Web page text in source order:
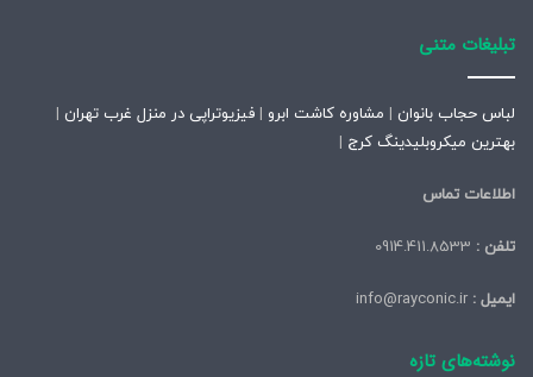
تبلیغات متنی
لباس حجاب بانوان | مشاوره کاشت ابرو | فیزیوتراپی در منزل غرب تهران |
بهترین میکروبلیدینگ کرج |
اطلاعات تماس
تلفن :
ایمیل :
نوشته‌های تازه